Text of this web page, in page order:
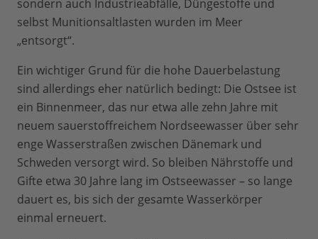
sondern auch Industrieabfälle, Düngestoffe und
selbst Munitionsaltlasten wurden im Meer
„entsorgt“.
Ein wichtiger Grund für die hohe Dauerbelastung
sind allerdings eher natürlich bedingt: Die Ostsee ist
ein Binnenmeer, das nur etwa alle zehn Jahre mit
neuem sauerstoffreichem Nordseewasser über sehr
enge Wasserstraßen zwischen Dänemark und
Schweden versorgt wird. So bleiben Nährstoffe und
Gifte etwa 30 Jahre lang im Ostseewasser – so lange
dauert es, bis sich der gesamte Wasserkörper
einmal erneuert.